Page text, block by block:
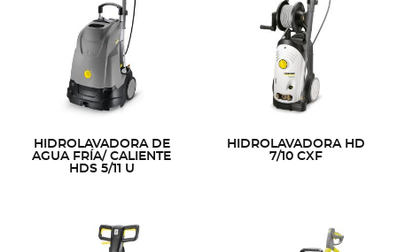
HIDROLAVADORA DE
AGUA FRÍA/ CALIENTE
HDS 5/11 U
HIDROLAVADORA HD
7/10 CXF